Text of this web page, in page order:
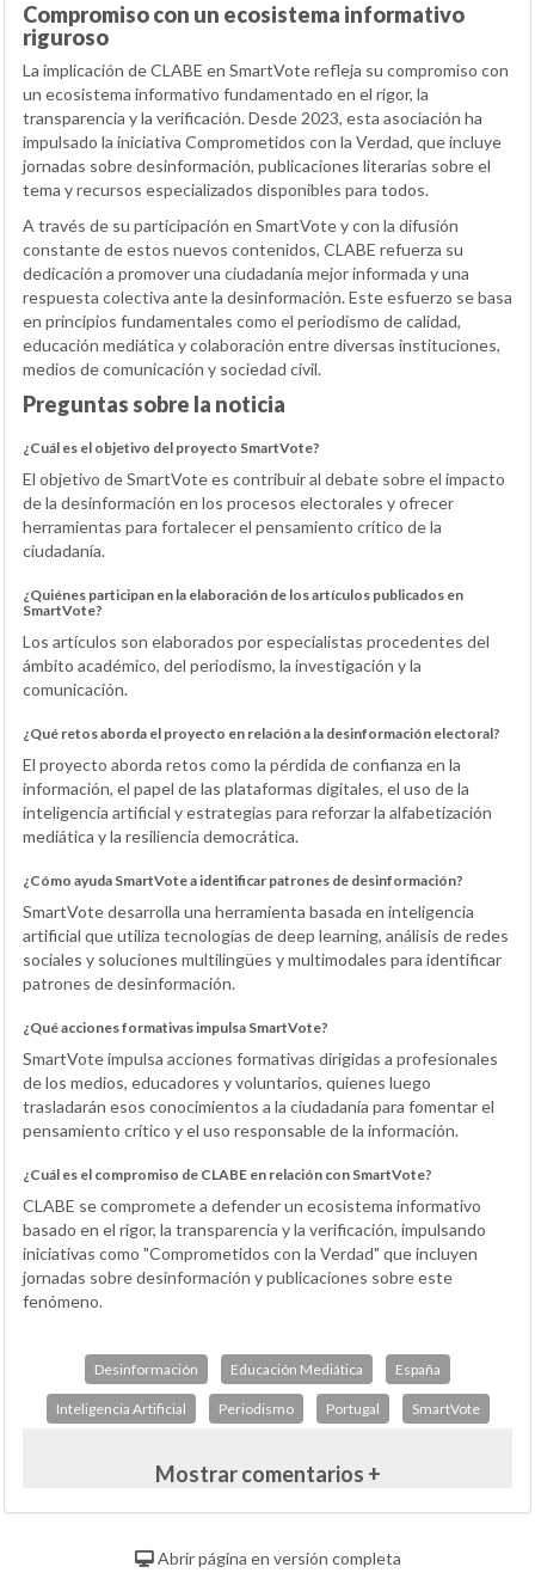
Compromiso con un ecosistema informativo
riguroso
La implicación de CLABE en SmartVote refleja su compromiso con
un ecosistema informativo fundamentado en el rigor, la
transparencia y la verificación. Desde 2023, esta asociación ha
impulsado la iniciativa Comprometidos con la Verdad, que incluye
jornadas sobre desinformación, publicaciones literarias sobre el
tema y recursos especializados disponibles para todos.
A través de su participación en SmartVote y con la difusión
constante de estos nuevos contenidos, CLABE refuerza su
dedicación a promover una ciudadanía mejor informada y una
respuesta colectiva ante la desinformación. Este esfuerzo se basa
en principios fundamentales como el periodismo de calidad,
educación mediática y colaboración entre diversas instituciones,
medios de comunicación y sociedad civil.
Preguntas sobre la noticia
¿Cuál es el objetivo del proyecto SmartVote?
El objetivo de SmartVote es contribuir al debate sobre el impacto
de la desinformación en los procesos electorales y ofrecer
herramientas para fortalecer el pensamiento crítico de la
ciudadanía.
¿Quiénes participan en la elaboración de los artículos publicados en
SmartVote?
Los artículos son elaborados por especialistas procedentes del
ámbito académico, del periodismo, la investigación y la
comunicación.
¿Qué retos aborda el proyecto en relación a la desinformación electoral?
El proyecto aborda retos como la pérdida de confianza en la
información, el papel de las plataformas digitales, el uso de la
inteligencia artificial y estrategias para reforzar la alfabetización
mediática y la resiliencia democrática.
¿Cómo ayuda SmartVote a identificar patrones de desinformación?
SmartVote desarrolla una herramienta basada en inteligencia
artificial que utiliza tecnologías de deep learning, análisis de redes
sociales y soluciones multilingües y multimodales para identificar
patrones de desinformación.
¿Qué acciones formativas impulsa SmartVote?
SmartVote impulsa acciones formativas dirigidas a profesionales
de los medios, educadores y voluntarios, quienes luego
trasladarán esos conocimientos a la ciudadanía para fomentar el
pensamiento crítico y el uso responsable de la información.
¿Cuál es el compromiso de CLABE en relación con SmartVote?
CLABE se compromete a defender un ecosistema informativo
basado en el rigor, la transparencia y la verificación, impulsando
iniciativas como "Comprometidos con la Verdad" que incluyen
jornadas sobre desinformación y publicaciones sobre este
fenómeno.
Desinformación Educación Mediática España
Inteligencia Artificial Periodismo Portugal SmartVote
Mostrar comentarios +
Abrir página en versión completa